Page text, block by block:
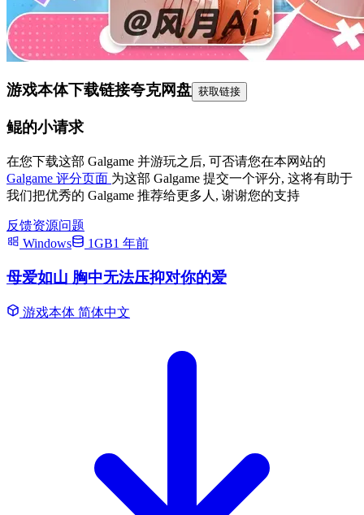
游戏本体下载链接夸克网盘 获取链接
鲲的小请求
在您下载这部 Galgame 并游玩之后, 可否请您在本网站的
Galgame 评分页面 为这部 Galgame 提交一个评分, 这将有助于
我们把优秀的 Galgame 推荐给更多人, 谢谢您的支持
反馈资源问题
Windows
1GB1 年前
母爱如山 胸中无法压抑对你的爱
游戏本体 简体中文